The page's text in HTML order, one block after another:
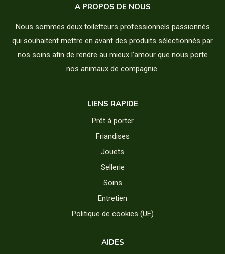
14,90€
A PROPOS DE NOUS
Nous sommes deux toiletteurs professionnels passionnés
qui souhaitent mettre en avant des produits sélectionnés par
nos soins afin de rendre au mieux l’amour que nous porte
nos animaux de compagnie.
LIENS RAPIDE
Prêt à porter
Friandises
Jouets
Sellerie
Soins
Entretien
Politique de cookies (UE)
AIDES